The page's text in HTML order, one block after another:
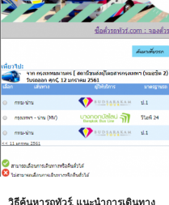
วิธีค้นหารถทัวร์, แนะนำการเดินทาง